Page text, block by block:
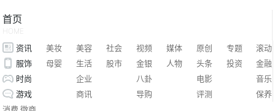
首页
HOME
资讯 美妆 美容 社会 视频 媒体 原创 专题
滚动
服饰
母婴 生活 股市 金银 人物 头条 投资
金融
时尚
企业 八卦 电影
音乐
游戏
商讯 导购 评测
保养